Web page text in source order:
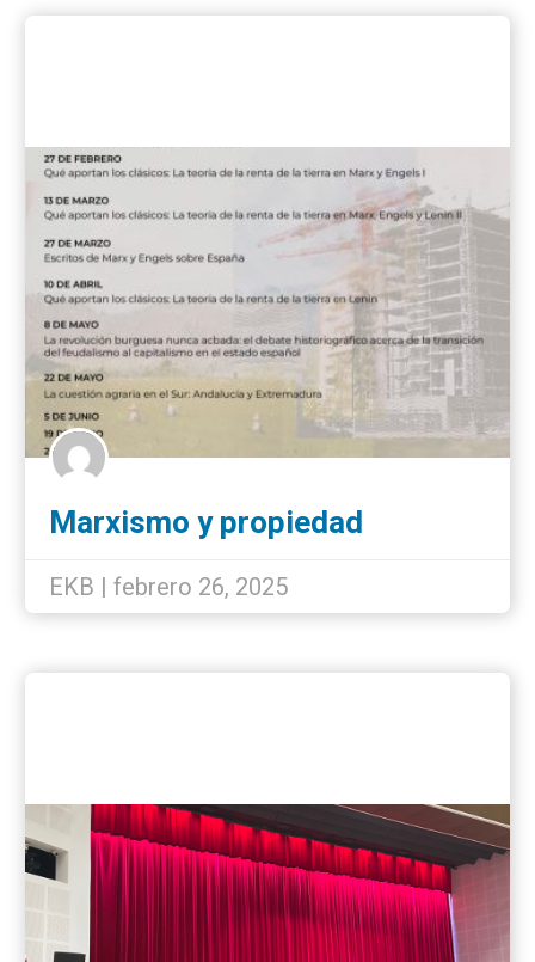
Marxismo y propiedad
formación social
EKB | febrero 26, 2025